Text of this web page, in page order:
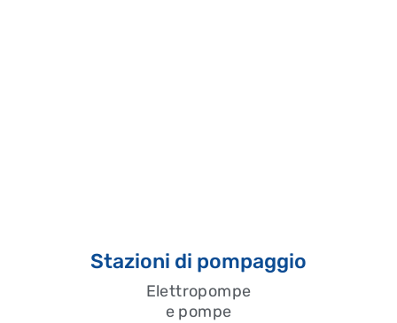
Stazioni di pompaggio
Elettropompe
e pompe